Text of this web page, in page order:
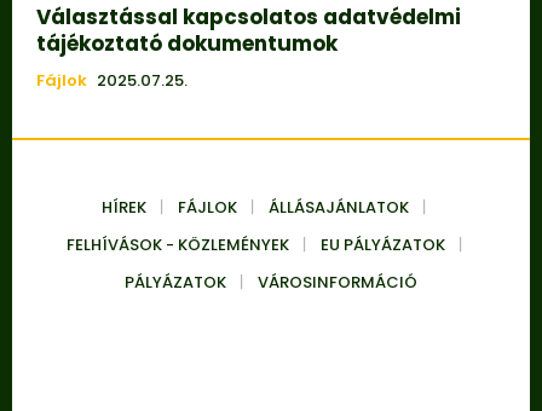
Választással kapcsolatos adatvédelmi
tájékoztató dokumentumok
Fájlok 2025.07.25.
HÍREK FÁJLOK
ÁLLÁSAJÁNLATOK
FELHÍVÁSOK - KÖZLEMÉNYEK
EU PÁLYÁZATOK
PÁLYÁZATOK
VÁROSINFORMÁCIÓ